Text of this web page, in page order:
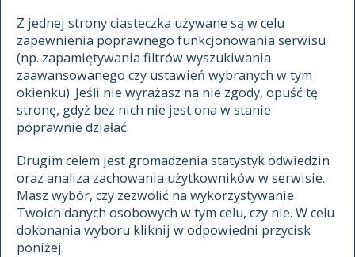
Z jednej strony ciasteczka używane są w celu
zapewnienia poprawnego funkcjonowania serwisu
(np. zapamiętywania filtrów wyszukiwania
zaawansowanego czy ustawień wybranych w tym
okienku). Jeśli nie wyrażasz na nie zgody, opuść tę
stronę, gdyż bez nich nie jest ona w stanie
poprawnie działać.
Drugim celem jest gromadzenia statystyk odwiedzin
oraz analiza zachowania użytkowników w serwisie.
Masz wybór, czy zezwolić na wykorzystywanie
Twoich danych osobowych w tym celu, czy nie. W celu
dokonania wyboru kliknij w odpowiedni przycisk
poniżej.
autorzy tekstów źródłowych
zasady opracowania
statystyki
najnowsze hasła
ostatnio zmodyfikowane hasła
materiały archiwalne
cytowanie
kontakt
XVII I XVIII WIEKU
znajdź hasła
zaczynające się od